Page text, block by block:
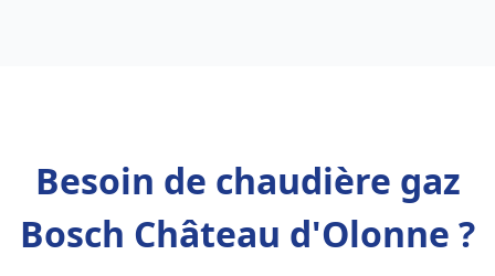
Besoin de chaudière gaz
Bosch Château d'Olonne ?